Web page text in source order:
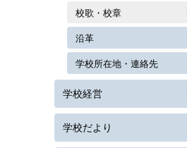
校歌・校章
沿革
学校所在地・連絡先
学校経営
学校だより